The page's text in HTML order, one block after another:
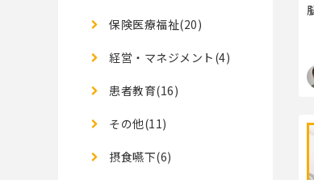
保険医療福祉(20)
経営・マネジメント(4)
患者教育(16)
その他(11)
摂食嚥下(6)